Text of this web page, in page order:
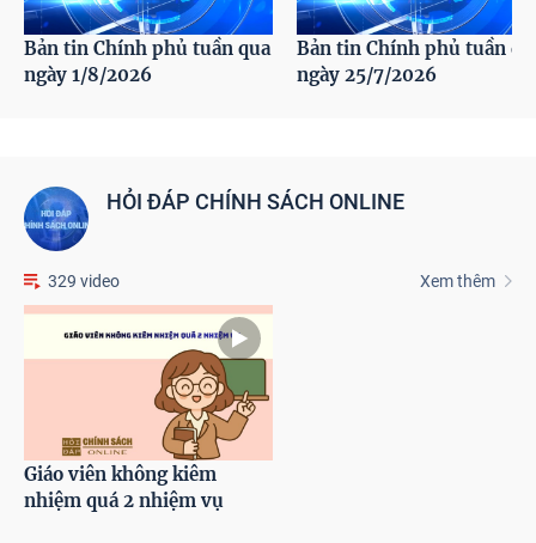
Bản tin Chính phủ tuần qua
ngày 1/8/2026
Bản tin Chính phủ tuần
ngày 25/7/2026
HỎI ĐÁP CHÍNH SÁCH ONLINE
329 video Xem thêm
Giáo viên không kiêm
nhiệm quá 2 nhiệm vụ